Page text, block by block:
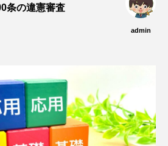
条の違憲審査
admin